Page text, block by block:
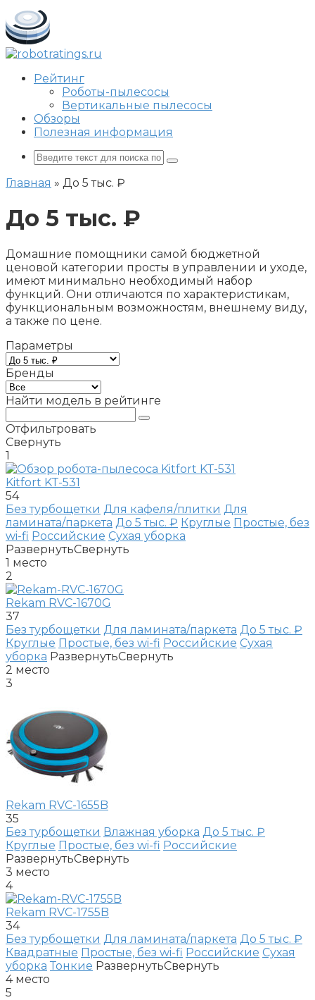
Перейти
к
контенту
Рейтинг
Роботы-пылесосы
Вертикальные пылесосы
Обзоры
Полезная информация
Поиск:
Главная » До 5 тыс. ₽
До 5 тыс. ₽
Домашние помощники самой бюджетной
ценовой категории просты в управлении и уходе,
имеют минимально необходимый набор
функций. Они отличаются по характеристикам,
функциональным возможностям, внешнему виду,
а также по цене.
Параметры
Бренды
Найти модель в рейтинге
Отфильтровать
Свернуть
1
Kitfort KT-531
54
Без турбощетки Для кафеля/плитки Для
ламината/паркета До 5 тыс. ₽ Круглые Простые, без
wi-fi Российские Сухая уборка
РазвернутьСвернуть
1 место
2
Rekam RVC-1670G
37
Без турбощетки Для ламината/паркета До 5 тыс. ₽
Круглые Простые, без wi-fi Российские Сухая
уборка РазвернутьСвернуть
2 место
3
Rekam RVC-1655B
35
Без турбощетки Влажная уборка До 5 тыс. ₽
Круглые Простые, без wi-fi Российские
РазвернутьСвернуть
3 место
4
Rekam RVC-1755B
34
Без турбощетки Для ламината/паркета До 5 тыс. ₽
Квадратные Простые, без wi-fi Российские Сухая
уборка Тонкие РазвернутьСвернуть
4место
5